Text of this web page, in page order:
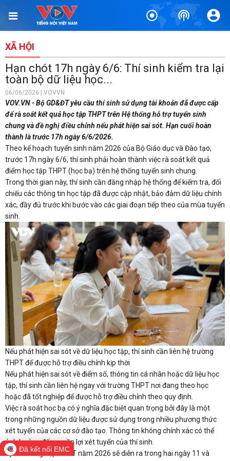
XÃ HỘI
Hạn chót 17h ngày 6/6: Thí sinh kiểm tra lại
toàn bộ dữ liệu học...
06/06/2026 | VOVVN
VOV.VN - Bộ GD&ĐT yêu cầu thí sinh sử dụng tài khoản đã được cấp
để rà soát kết quả học tập THPT trên Hệ thống hỗ trợ tuyển sinh
chung và đề nghị điều chỉnh nếu phát hiện sai sót. Hạn cuối hoàn
thành là trước 17h ngày 6/6/2026.
Theo kế hoạch tuyển sinh năm 2026 của Bộ Giáo dục và Đào tạo,
trước 17h ngày 6/6, thí sinh phải hoàn thành việc rà soát kết quả
điểm học tập THPT (học bạ) trên hệ thống tuyển sinh chung.
Trong thời gian này, thí sinh cần đăng nhập hệ thống để kiểm tra, đối
chiếu các thông tin học tập đã được cập nhật, bảo đảm dữ liệu chính
xác, đầy đủ trước khi bước vào các giai đoạn tiếp theo của mùa tuyển
sinh.
Nếu phát hiện sai sót về dữ liệu học tập, thí sinh cần liên hệ trường
THPT để được hỗ trợ điều chỉnh kịp thời
Nếu phát hiện sai sót về điểm số, thông tin cá nhân hoặc dữ liệu học
tập, thí sinh cần liên hệ ngay với trường THPT nơi đang theo học
hoặc đã tốt nghiệp để được hỗ trợ điều chỉnh theo quy định.
Việc rà soát học bạ có ý nghĩa đặc biệt quan trọng bởi đây là một
trong những nguồn dữ liệu được sử dụng trong nhiều phương thức
xét tuyển của các cơ sở đào tạo. Thông tin không chính xác có thể
ảnh hưởng đến quyền lợi xét tuyển của thí sinh.
Kỳ thi tốt nghiệp THPT năm 2026 sẽ diễn ra trong hai ngày 11 và
Đã kết nối EMC